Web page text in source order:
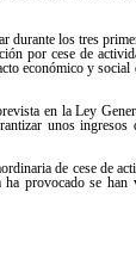
los tres
por cese de
económico y
en la Ley
unos
de cese de
ha provocado se